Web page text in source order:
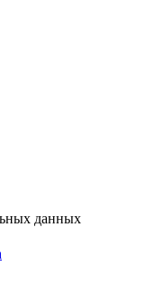
данных